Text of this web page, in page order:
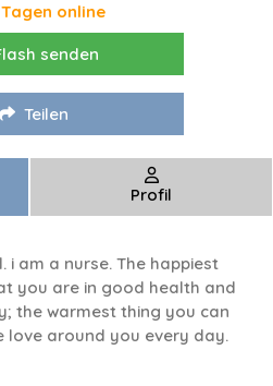
online
senden
Teilen
Profil
i am a nurse. The happiest
you are in good health and
the warmest thing you can
love around you every day.